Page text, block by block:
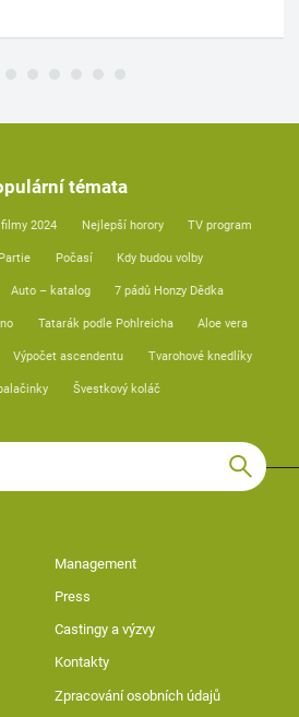
témata
2024 Nejlepší horory TV program
Partie Počasí Kdy budou volby
Auto – katalog 7 pádů Honzy Dědka
Tatarák podle Pohlreicha Aloe vera
Výpočet ascendentu Tvarohové knedlíky
Švestkový koláč
Management
Press
Castingy a výzvy
Kontakty
Zpracování osobních údajů